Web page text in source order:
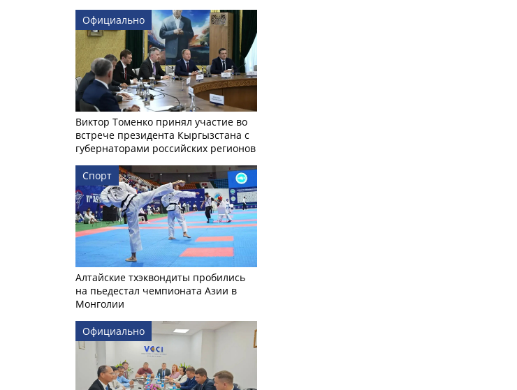
Официально
Виктор Томенко принял участие во
встрече президента Кыргызстана с
губернаторами российских регионов
Спорт
Алтайские тхэквондиты пробились
на пьедестал чемпионата Азии в
Монголии
Официально